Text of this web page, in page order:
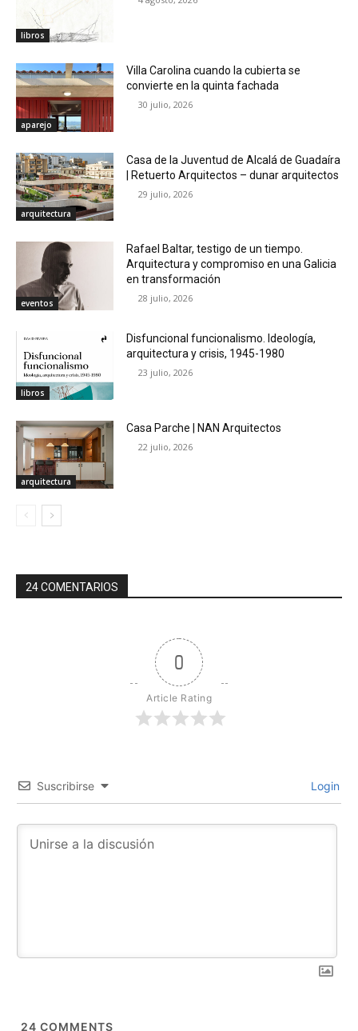
libros
aparejo
Villa Carolina cuando la cubierta se
convierte en la quinta fachada
30 julio, 2026
arquitectura
Casa de la Juventud de Alcalá de Guadaíra
| Retuerto Arquitectos – dunar arquitectos
29 julio, 2026
eventos
Rafael Baltar, testigo de un tiempo.
Arquitectura y compromiso en una Galicia
en transformación
28 julio, 2026
libros
Disfuncional funcionalismo. Ideología,
arquitectura y crisis, 1945-1980
23 julio, 2026
arquitectura
Casa Parche | NAN Arquitectos
22 julio, 2026
24 COMENTARIOS
0
Article Rating
Suscribirse Login
24 COMMENTS